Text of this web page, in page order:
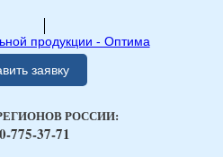
заявку
РОССИИ:
775-37-71